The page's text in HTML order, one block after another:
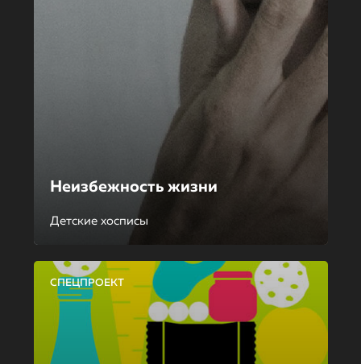
Неизбежность жизни
Детские хосписы
СПЕЦПРОЕКТ